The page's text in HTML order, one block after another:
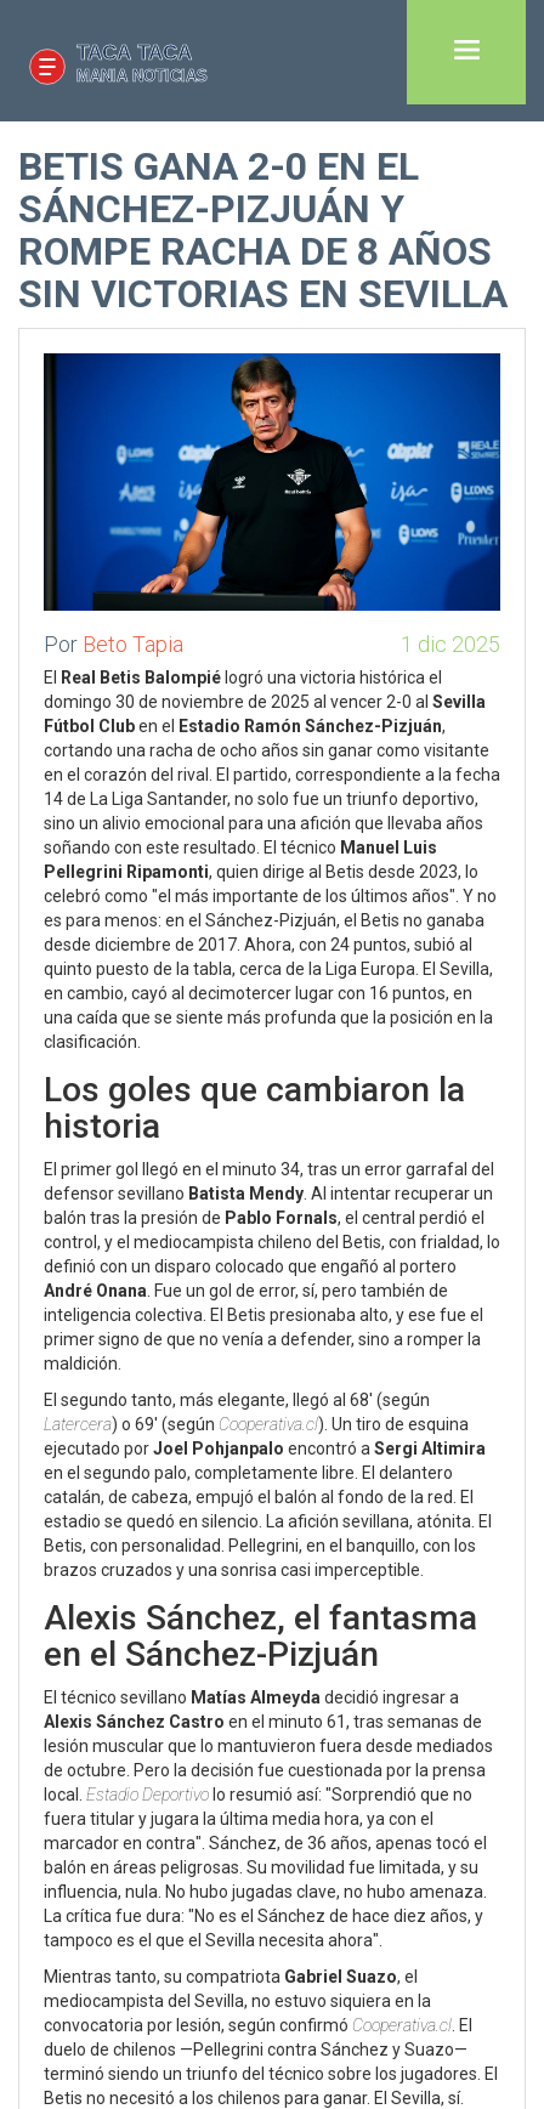
BETIS GANA 2-0 EN EL
SÁNCHEZ-PIZJUÁN Y
ROMPE RACHA DE 8 AÑOS
SIN VICTORIAS EN SEVILLA
Por Beto Tapia 1 dic 2025
El Real Betis Balompiélogró una victoria histórica el
domingo 30 de noviembre de 2025 al vencer 2-0 al Sevilla
Fútbol Cluben el Estadio Ramón Sánchez-Pizjuán,
cortando una racha de ocho años sin ganar como visitante
en el corazón del rival. El partido, correspondiente a la fecha
14 de La Liga Santander, no solo fue un triunfo deportivo,
sino un alivio emocional para una afición que llevaba años
soñando con este resultado. El técnico Manuel Luis
Pellegrini Ripamonti, quien dirige al Betis desde 2023, lo
celebró como "el más importante de los últimos años". Y no
es para menos: en el Sánchez-Pizjuán, el Betis no ganaba
desde diciembre de 2017. Ahora, con 24 puntos, subió al
quinto puesto de la tabla, cerca de la Liga Europa . El Sevilla,
en cambio, cayó al decimotercer lugar con 16 puntos, en
una caída que se siente más profunda que la posición en la
clasificación.
Los goles que cambiaron la
historia
El primer gol llegó en el minuto 34, tras un error garrafal del
defensor sevillano Batista Mendy . Al intentar recuperar un
balón tras la presión de Pablo Fornals, el central perdió el
control, y el mediocampista chileno del Betis, con frialdad, lo
definió con un disparo colocado que engañó al portero
André Onana . Fue un gol de error, sí, pero también de
inteligencia colectiva. El Betis presionaba alto, y ese fue el
primer signo de que no venía a defender, sino a romper la
maldición.
El segundo tanto, más elegante, llegó al 68′ (según
Latercera) o 69′ (según Cooperativa.cl). Un tiro de esquina
ejecutado porJoel Pohjanpalo encontró a Sergi Altimira
en el segundo palo, completamente libre. El delantero
catalán, de cabeza, empujó el balón al fondo de la red. El
estadio se quedó en silencio. La afición sevillana, atónita. El
Betis, con personalidad. Pellegrini, en el banquillo, con los
brazos cruzados y una sonrisa casi imperceptible.
Alexis Sánchez, el fantasma
en el Sánchez-Pizjuán
El técnico sevillano Matías Almeyda decidió ingresar a
Alexis Sánchez Castro en el minuto 61, tras semanas de
lesión muscular que lo mantuvieron fuera desde mediados
de octubre. Pero la decisión fue cuestionada por la prensa
local. Estadio Deportivolo resumió así: "Sorprendió que no
fuera titular y jugara la última media hora, ya con el
marcador en contra". Sánchez, de 36 años, apenas tocó el
balón en áreas peligrosas. Su movilidad fue limitada, y su
influencia, nula. No hubo jugadas clave, no hubo amenaza.
La crítica fue dura: "No es el Sánchez de hace diez años, y
tampoco es el que el Sevilla necesita ahora".
Mientras tanto, su compatriota Gabriel Suazo, el
mediocampista del Sevilla, no estuvo siquiera en la
convocatoria por lesión, según confirmó Cooperativa.cl . El
duelo de chilenos —Pellegrini contra Sánchez y Suazo—
terminó siendo un triunfo del técnico sobre los jugadores. El
Betis no necesitó a los chilenos para ganar. El Sevilla, sí.